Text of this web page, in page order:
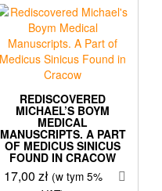
REDISCOVERED
MICHAEL’S BOYM
MEDICAL
MANUSCRIPTS. A PART
OF MEDICUS SINICUS
FOUND IN CRACOW
17,00 zł (w tym 5%